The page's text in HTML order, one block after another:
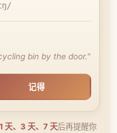
bin by the door."
记得
1 天、3 天、7 天后再提醒你